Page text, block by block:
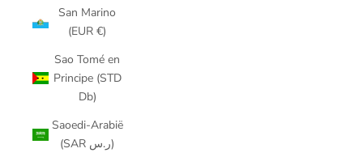
San Marino
(EUR €)
Sao Tomé en
Principe (STD
Db)
Saoedi-Arabië
(SAR ر.س)